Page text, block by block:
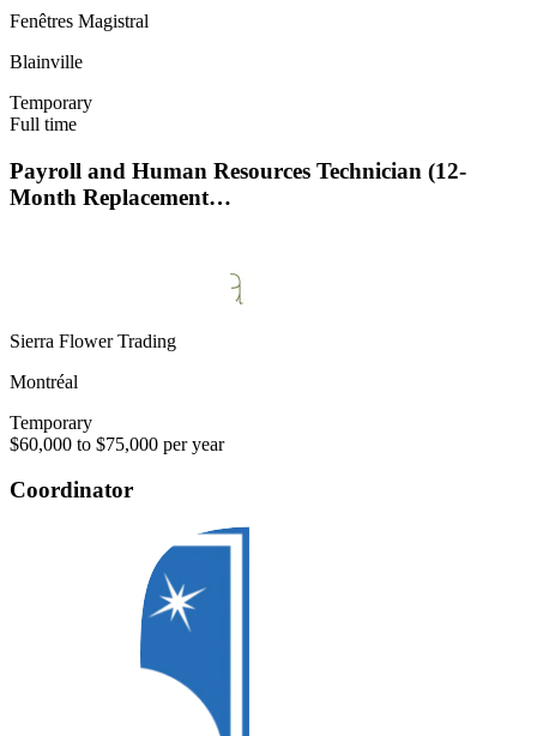
Fenêtres Magistral
Blainville
Temporary
Full time
Payroll and Human Resources Technician (12-
Month Replacement…
Sierra Flower Trading
Montréal
Temporary
$60,000 to $75,000 per year
Coordinator